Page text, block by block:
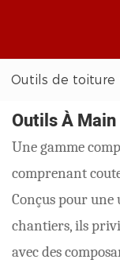
Outils de toiture
Outils À
Une gamme
comprenant
Conçus pour
chantiers, ils
avec des